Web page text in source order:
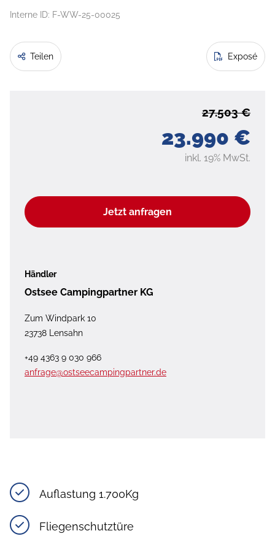
Interne ID: F-WW-25-00025
Teilen Exposé
23.990 €
27.503 €
inkl. 19% MwSt.
Jetzt anfragen
Händler
Ostsee Campingpartner KG
Zum Windpark 10
23738 Lensahn
+49 4363 9 030 966
anfrage@ostseecampingpartner.de
Auflastung 1.700Kg
Fliegenschutztüre